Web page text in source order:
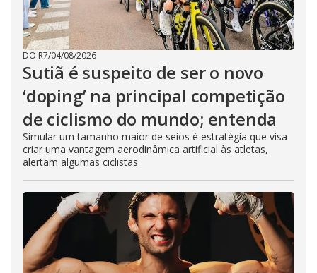
DO R7/04/08/2026
Sutiã é suspeito de ser o novo
‘doping’ na principal competição
de ciclismo do mundo; entenda
Simular um tamanho maior de seios é estratégia que visa
criar uma vantagem aerodinâmica artificial às atletas,
alertam algumas ciclistas